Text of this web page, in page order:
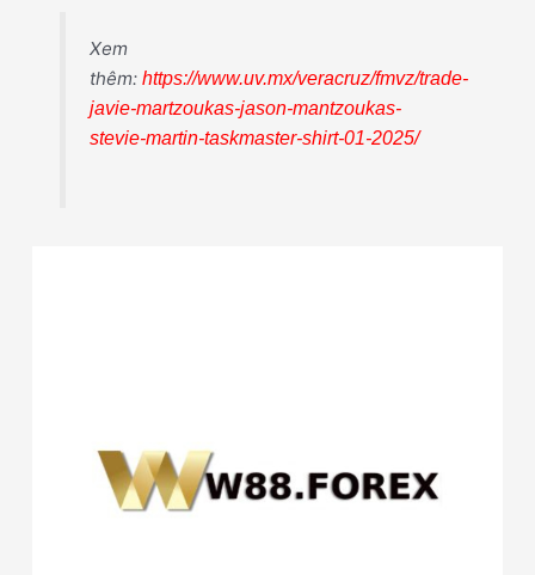
Xem
thêm: https://www.uv.mx/veracruz/fmvz/trade-
javie-martzoukas-jason-mantzoukas-
stevie-martin-taskmaster-shirt-01-2025/